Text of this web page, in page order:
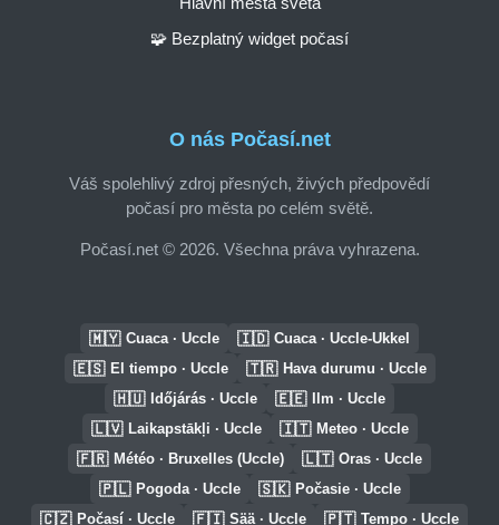
O nás Počasí.net
Váš spolehlivý zdroj přesných, živých předpovědí
počasí pro města po celém světě.
Počasí.net © 2026. Všechna práva vyhrazena.
🧩 Bezplatný widget počasí
🇲🇾 Cuaca · Uccle 🇮🇩 Cuaca · Uccle-Ukkel
🇪🇸 El tiempo · Uccle 🇹🇷 Hava durumu · Uccle
🇭🇺 Időjárás · Uccle 🇪🇪 Ilm · Uccle
🇱🇻 Laikapstākļi · Uccle 🇮🇹 Meteo · Uccle
🇫🇷 Météo · Bruxelles (Uccle) 🇱🇹 Oras · Uccle
🇵🇱 Pogoda · Uccle 🇸🇰 Počasie · Uccle
🇨🇿 Počasí · Uccle 🇫🇮 Sää · Uccle 🇵🇹 Tempo · Uccle